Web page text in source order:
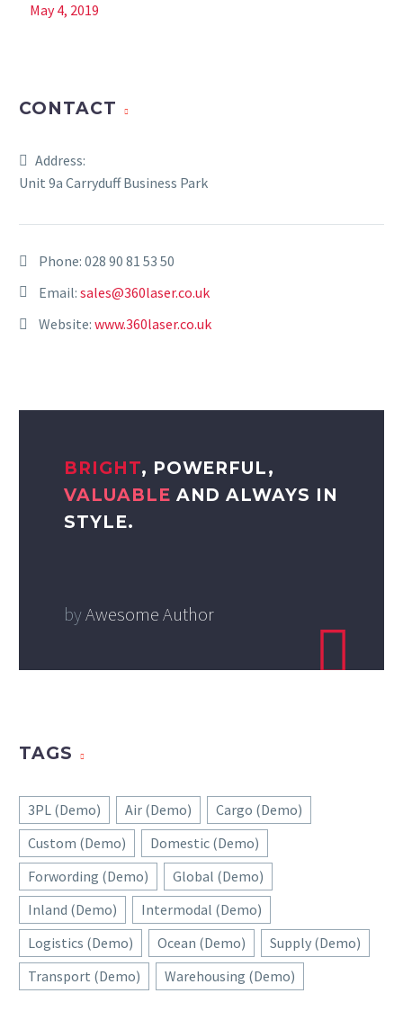
May 4, 2019
CONTACT
Address:
Unit 9a Carryduff Business Park
Phone: 028 90 81 53 50
Email: sales@360laser.co.uk
Website: www.360laser.co.uk
BRIGHT, POWERFUL,
VALUABLE AND ALWAYS IN
STYLE.
byAwesome Author
TAGS
3PL (Demo) Air (Demo)
Cargo (Demo)
Custom (Demo)
Domestic (Demo)
Forwording (Demo)
Global (Demo)
Inland (Demo)
Intermodal (Demo)
Logistics (Demo)
Ocean (Demo)
Supply (Demo)
Transport (Demo)
Warehousing (Demo)